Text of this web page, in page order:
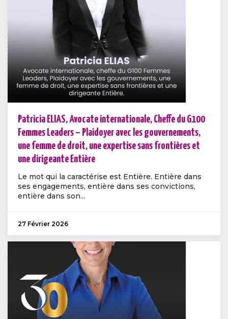
Patricia ELIAS, Avocate internationale, Cheffe du G100
Femmes Leaders – Plaidoyer avec les gouvernements,
une femme de droit, une expertise sans frontières et
une dirigeante Entière
Le mot qui la caractérise est Entière. Entière dans
ses engagements, entière dans ses convictions,
entière dans son...
27 Février 2026